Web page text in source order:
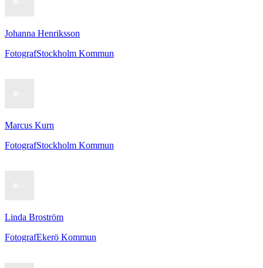
Johanna Henriksson
FotografStockholm Kommun
Marcus Kurn
FotografStockholm Kommun
Linda Broström
FotografEkerö Kommun